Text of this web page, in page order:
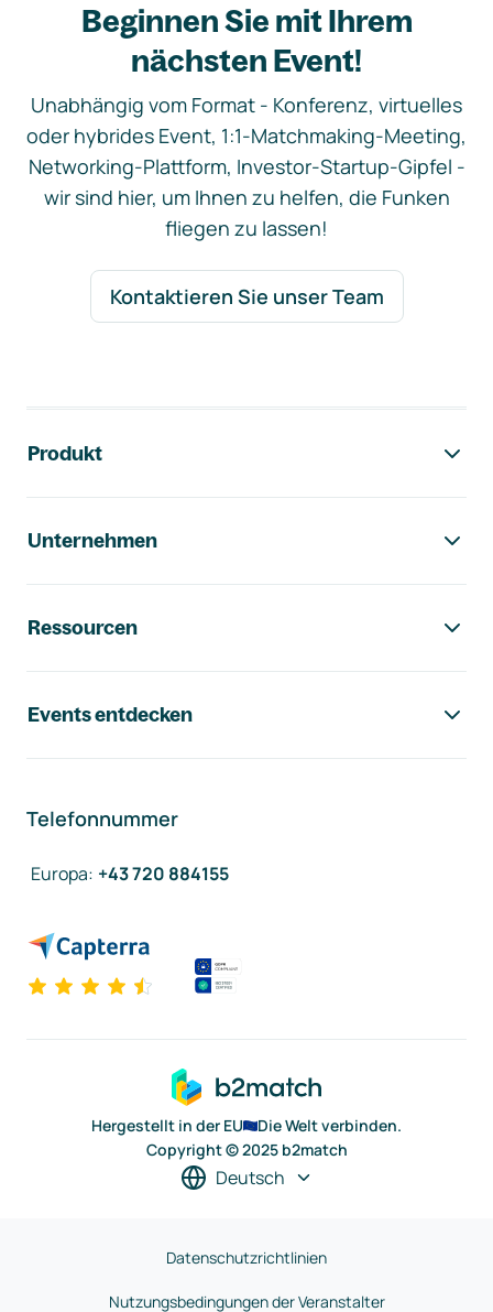
Beginnen Sie mit Ihrem
nächsten Event!
Unabhängig vom Format - Konferenz, virtuelles
oder hybrides Event, 1:1-Matchmaking-Meeting,
Networking-Plattform, Investor-Startup-Gipfel -
wir sind hier, um Ihnen zu helfen, die Funken
fliegen zu lassen!
Kontaktieren Sie unser Team
Produkt
Unternehmen
Ressourcen
Events entdecken
Telefonnummer
Europa: +43 720 884155
Hergestellt in der EU
Die Welt verbinden.
Copyright © 2025 b2match
Deutsch
Datenschutzrichtlinien
Nutzungsbedingungen der Veranstalter